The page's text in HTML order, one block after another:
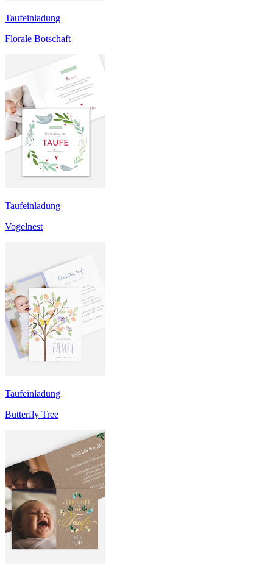
Taufeinladung
Florale Botschaft
Taufeinladung
Vogelnest
Taufeinladung
Butterfly Tree